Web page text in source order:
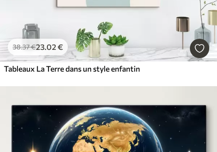
38.37€23.02 €
Tableaux La Terre dans un style enfantin